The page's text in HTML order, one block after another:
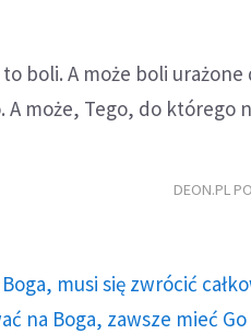
boli. A może boli
A może, Tego, do którego
DEON.PL
musi się zwrócić
na Boga, zawsze mieć